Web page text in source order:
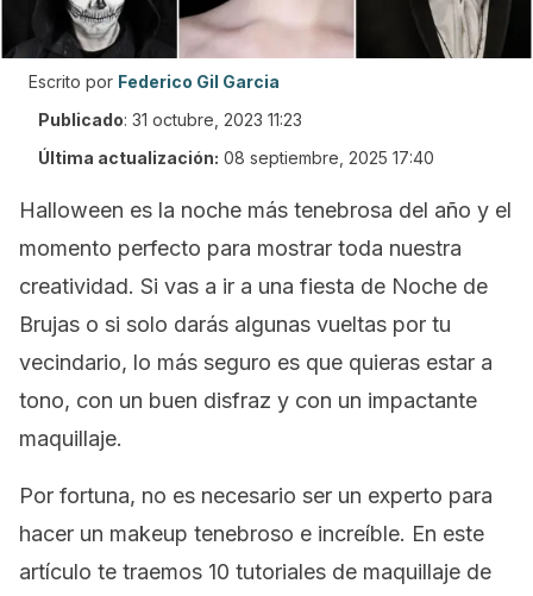
Escrito por Federico Gil Garcia
Publicado: 31 octubre, 2023 11:23
Última actualización: 08 septiembre, 2025 17:40
Halloween es la noche más tenebrosa del año y el
momento perfecto para mostrar toda nuestra
creatividad. Si vas a ir a una fiesta de Noche de
Brujas o si solo darás algunas vueltas por tu
vecindario, lo más seguro es que quieras estar a
tono, con un buen disfraz y con un impactante
maquillaje.
Por fortuna, no es necesario ser un experto para
hacer un makeup tenebroso e increíble. En este
artículo te traemos 10 tutoriales de maquillaje de